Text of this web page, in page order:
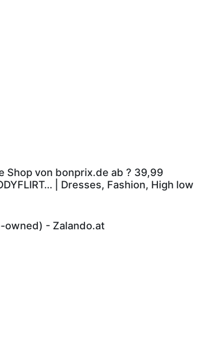
Shop von bonprix.de ab ? 39,99
| Dresses, Fashion, High low
owned) - Zalando.at